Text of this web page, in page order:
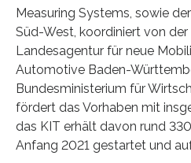
Measuring Systems, sowie
Süd-West, koordiniert von
Landesagentur für neue
Automotive Baden-
Bundesministerium für
fördert das Vorhaben mit
das KIT erhält davon rund
Anfang 2021 gestartet und